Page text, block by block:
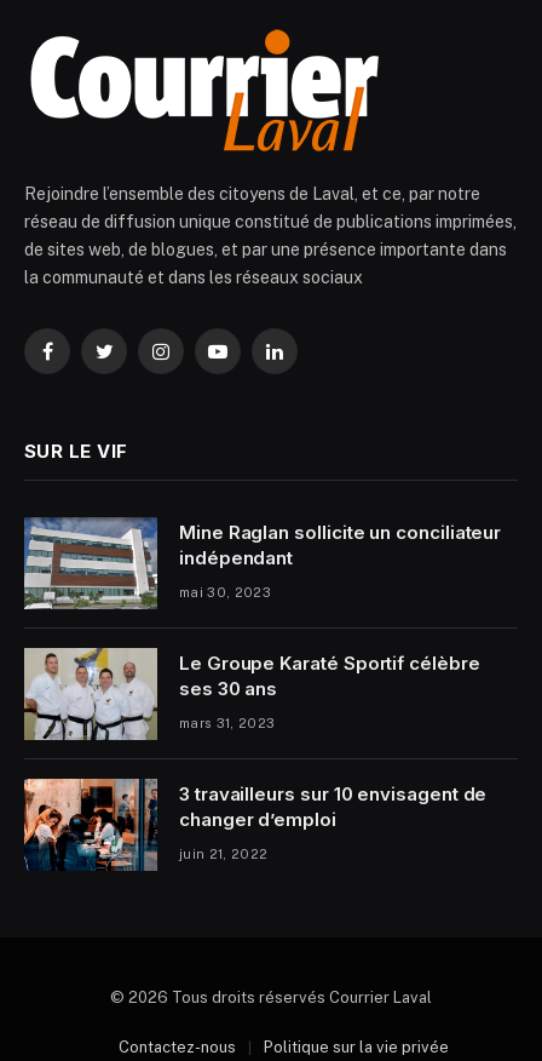
Rejoindre l’ensemble des citoyens de Laval, et ce, par notre
réseau de diffusion unique constitué de publications imprimées,
de sites web, de blogues, et par une présence importante dans
la communauté et dans les réseaux sociaux
FacebookTwitterInstagramYouTubeLinkedIn
SUR LE VIF
Mine Raglan sollicite un conciliateur
indépendant
mai 30, 2023
Le Groupe Karaté Sportif célèbre
ses 30 ans
mars 31, 2023
3 travailleurs sur 10 envisagent de
changer d’emploi
juin 21, 2022
© 2026 Tous droits réservés Courrier Laval
Contactez-nous Politique sur la vie privée